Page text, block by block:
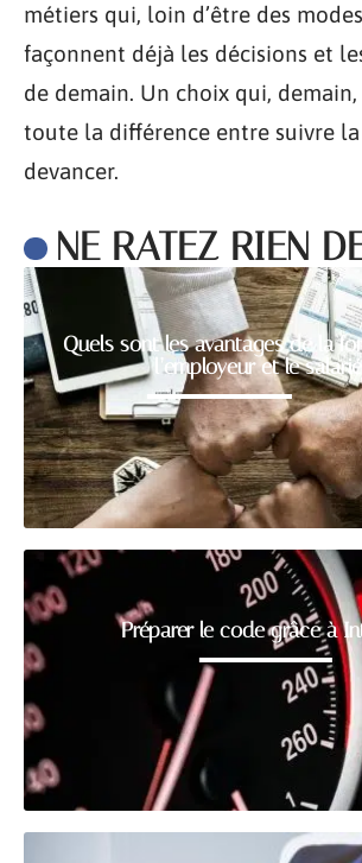
métiers qui, loin d’être des
façonnent déjà les décisions et
de demain. Un choix qui,
toute la différence entre suivre
devancer.
NE RATEZ RIEN
Quels sont les avantages de la
l’employeur et le
Préparer le code grâce à